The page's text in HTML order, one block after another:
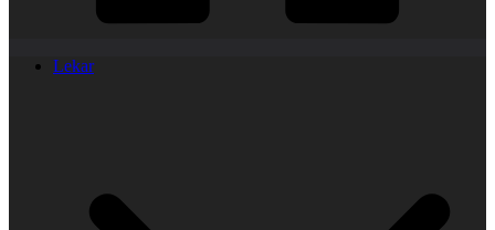
Lekar